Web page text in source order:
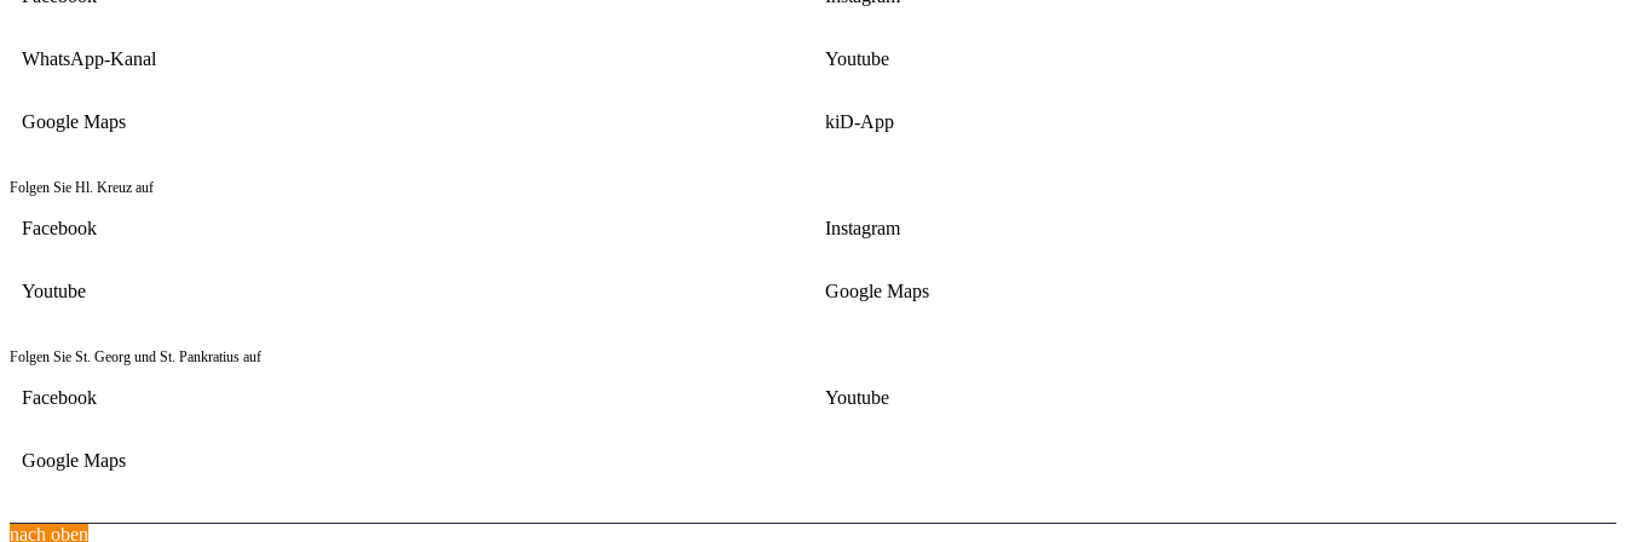
WhatsApp-Kanal Youtube
Google Maps kiD-App
Folgen Sie Hl. Kreuz auf
Facebook Instagram
Youtube Google Maps
Folgen Sie St. Georg und St. Pankratius auf
Facebook Youtube
Google Maps
nach oben